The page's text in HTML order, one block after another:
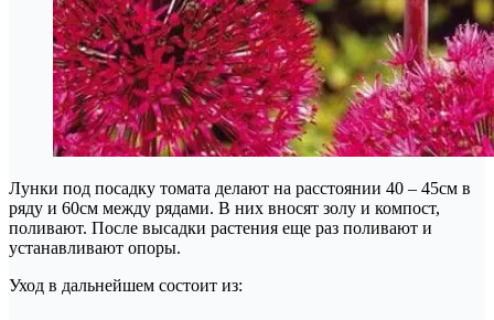
Лунки под посадку томата делают на расстоянии 40 – 45см в
ряду и 60см между рядами. В них вносят золу и компост,
поливают. После высадки растения еще раз поливают и
устанавливают опоры.
Уход в дальнейшем состоит из: